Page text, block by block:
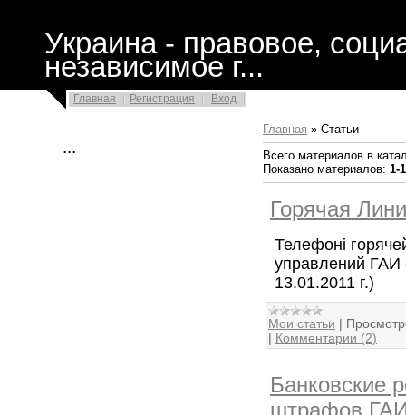
Украина - правовое,
независимое г...
Главная Регистрация Вход
...
Главная » Статьи
Всего материалов в
Показано материалов: 1-
Горячая
Телефоні
управлений ГАИ
13.01.2011 г.)
Мои статьи |
| Комментарии (2)
Банковские
штрафов